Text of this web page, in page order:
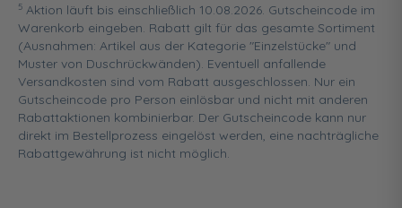
5 Aktion läuft bis einschließlich 10.08.2026. Gutscheincode im
Warenkorb eingeben. Rabatt gilt für das gesamte Sortiment
(Ausnahmen: Artikel aus der Kategorie "Einzelstücke" und
Muster von Duschrückwänden). Eventuell anfallende
Versandkosten sind vom Rabatt ausgeschlossen. Nur ein
Gutscheincode pro Person einlösbar und nicht mit anderen
Rabattaktionen kombinierbar. Der Gutscheincode kann nur
direkt im Bestellprozess eingelöst werden, eine nachträgliche
Rabattgewährung ist nicht möglich.